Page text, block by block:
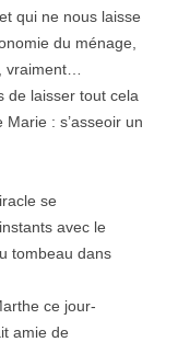
qui ne nous laisse
du ménage,
vraiment…
de laisser tout cela
: s’asseoir un
se
avec le
tombeau dans
ce jour-
amie de